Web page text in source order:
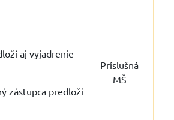
aj vyjadrenie
zástupca predloží
Príslušná
MŠ